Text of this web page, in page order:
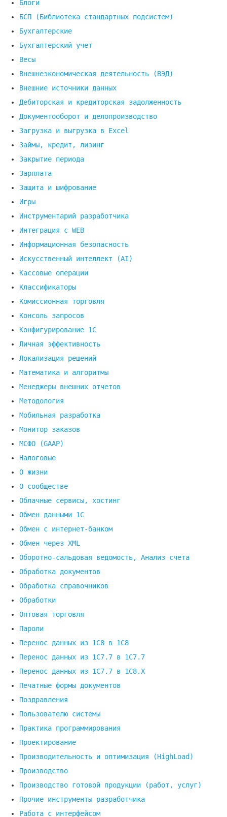
Блоги
БСП (Библиотека стандартных подсистем)
Бухгалтерские
Бухгалтерский учет
Весы
Внешнеэкономическая деятельность (ВЭД)
Внешние источники данных
Дебиторская и кредиторская задолженность
Документооборот и делопроизводство
Загрузка и выгрузка в Excel
Займы, кредит, лизинг
Закрытие периода
Зарплата
Защита и шифрование
Игры
Инструментарий разработчика
Интеграция с WEB
Информационная безопасность
Искусственный интеллект (AI)
Кассовые операции
Классификаторы
Комиссионная торговля
Консоль запросов
Конфигурирование 1С
Личная эффективность
Локализация решений
Математика и алгоритмы
Менеджеры внешних отчетов
Методология
Мобильная разработка
Монитор заказов
МСФО (GAAP)
Налоговые
О жизни
О сообществе
Облачные сервисы, хостинг
Обмен данными 1С
Обмен с интернет-банком
Обмен через XML
Оборотно-сальдовая ведомость, Анализ счета
Обработка документов
Обработка справочников
Обработки
Оптовая торговля
Пароли
Перенос данных из 1C8 в 1C8
Перенос данных из 1С7.7 в 1C7.7
Перенос данных из 1С7.7 в 1C8.X
Печатные формы документов
Поздравления
Пользователю системы
Практика программирования
Проектирование
Производительность и оптимизация (HighLoad)
Производство
Производство готовой продукции (работ, услуг)
Прочие инструменты разработчика
Работа с интерфейсом